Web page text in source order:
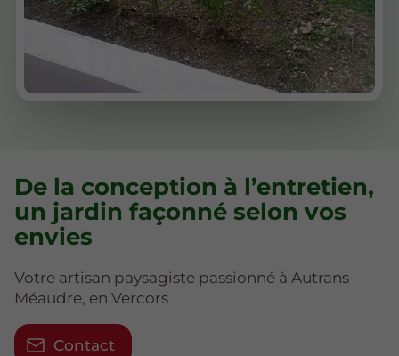
De la conception à l’entretien,
un jardin façonné selon vos
envies
Votre artisan paysagiste passionné à Autrans-
Méaudre, en Vercors
Contact